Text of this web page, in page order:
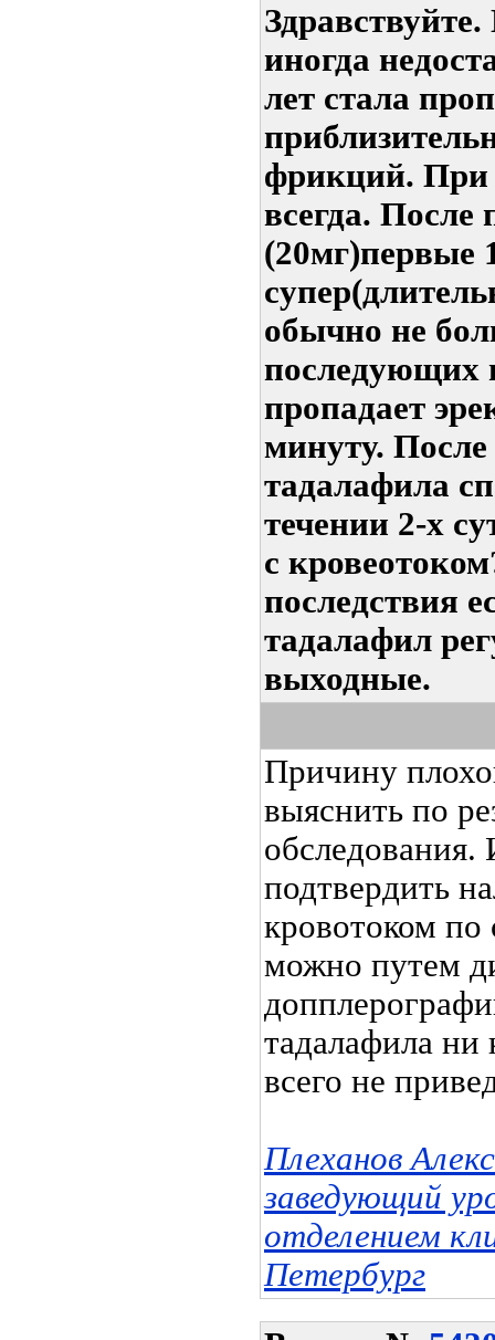
иногда
лет стала
фрикций. При
всегда. После
(20мг)первые
обычно не
последующих
пропадает
минуту.
тадалафила
течении 2-х
с
последствия
тадалафил
выходные.
Причину
выяснить по
подтвердить
кровотоком по
можно путем
тадалафила ни
всего не
Плеханов
заведующий
отделением
Петербург